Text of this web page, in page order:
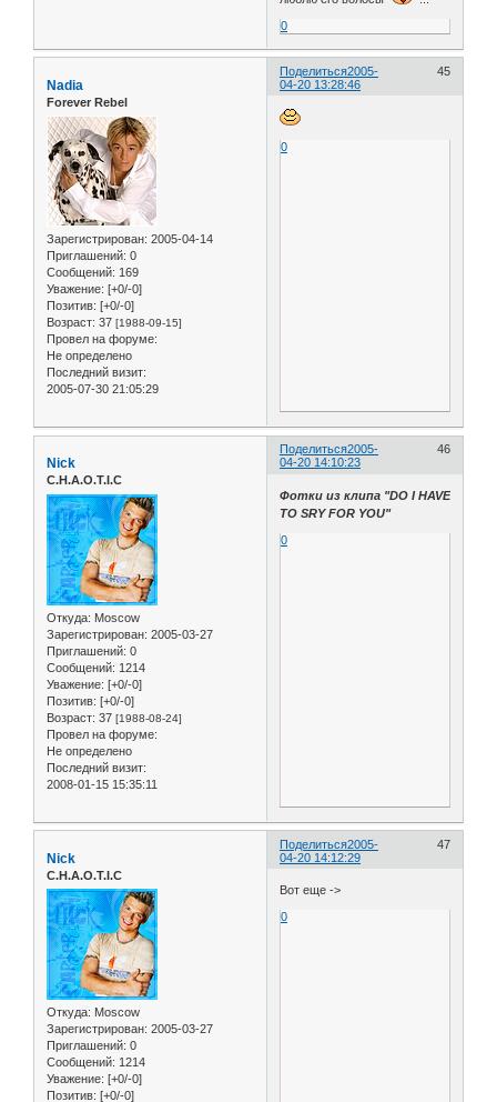
0
Поделиться 45
2005-
04-20 13:28:46
Nadia
Forever Rebel
Зарегистрирован: 2005-04-14
Приглашений: 0
Сообщений: 169
Уважение: [+0/-0]
Позитив: [+0/-0]
Возраст: 37 [1988-09-15]
Провел на форуме:
Не определено
Последний визит:
2005-07-30 21:05:29
0
Поделиться 46
2005-
04-20 14:10:23
Nick
C.H.A.O.T.I.C
Откуда: Moscow
Зарегистрирован: 2005-03-27
Приглашений: 0
Сообщений: 1214
Уважение: [+0/-0]
Позитив: [+0/-0]
Возраст: 37 [1988-08-24]
Провел на форуме:
Не определено
Последний визит:
2008-01-15 15:35:11
Фотки из клипа "DO I HAVE
TO SRY FOR YOU"
0
Поделиться 47
2005-
04-20 14:12:29
Nick
C.H.A.O.T.I.C
Откуда: Moscow
Зарегистрирован: 2005-03-27
Приглашений: 0
Сообщений: 1214
Уважение: [+0/-0]
Позитив: [+0/-0]
Вот еще ->
0